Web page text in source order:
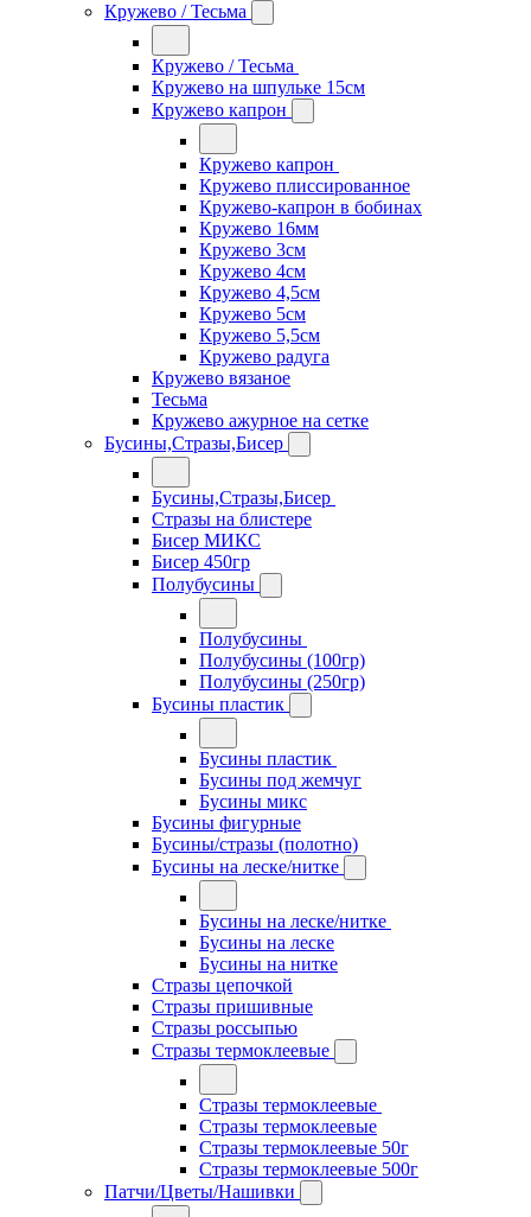
Кружево / Тесьма
Кружево / Тесьма
Кружево на шпульке 15см
Кружево капрон
Кружево капрон
Кружево плиссированное
Кружево-капрон в бобинах
Кружево 16мм
Кружево 3см
Кружево 4см
Кружево 4,5см
Кружево 5см
Кружево 5,5см
Кружево радуга
Кружево вязаное
Тесьма
Кружево ажурное на сетке
Бусины,Стразы,Бисер
Бусины,Стразы,Бисер
Стразы на блистере
Бисер МИКС
Бисер 450гр
Полубусины
Полубусины
Полубусины (100гр)
Полубусины (250гр)
Бусины пластик
Бусины пластик
Бусины под жемчуг
Бусины микс
Бусины фигурные
Бусины/стразы (полотно)
Бусины на леске/нитке
Бусины на леске/нитке
Бусины на леске
Бусины на нитке
Стразы цепочкой
Стразы пришивные
Стразы россыпью
Стразы термоклеевые
Стразы термоклеевые
Стразы термоклеевые
Стразы термоклеевые 50г
Стразы термоклеевые 500г
Патчи/Цветы/Нашивки